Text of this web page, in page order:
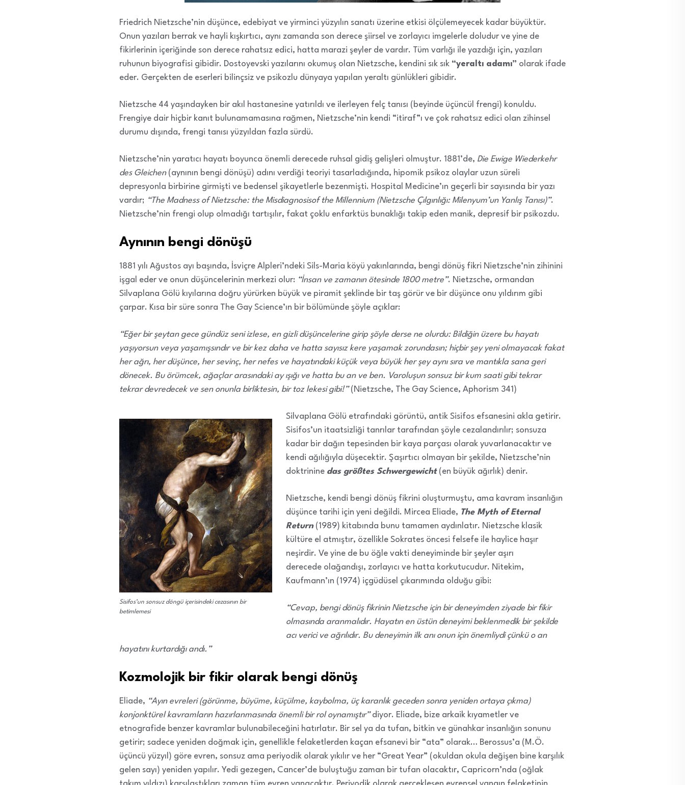
Friedrich Nietzsche’nin düşünce, edebiyat ve yirminci yüzyılın sanatı üzerine etkisi ölçülemeyecek kadar büyüktür.
Onun yazıları berrak ve hayli kışkırtıcı, aynı zamanda son derece şiirsel ve zorlayıcı imgelerle doludur ve yine de
fikirlerinin içeriğinde son derece rahatsız edici, hatta marazi şeyler de vardır. Tüm varlığı ile yazdığı için, yazıları
ruhunun biyografisi gibidir. Dostoyevski yazılarını okumuş olan Nietzsche, kendini sık sık “yeraltı adamı” olarak ifade
eder. Gerçekten de eserleri bilinçsiz ve psikozlu dünyaya yapılan yeraltı günlükleri gibidir.
Nietzsche 44 yaşındayken bir akıl hastanesine yatırıldı ve ilerleyen felç tanısı (beyinde üçüncül frengi) konuldu.
Frengiye dair hiçbir kanıt bulunamamasına rağmen, Nietzsche’nin kendi “itiraf”ı ve çok rahatsız edici olan zihinsel
durumu dışında, frengi tanısı yüzyıldan fazla sürdü.
Nietzsche’nin yaratıcı hayatı boyunca önemli derecede ruhsal gidiş gelişleri olmuştur. 1881’de, Die Ewige Wiederkehr
des Gleichen(aynının bengi dönüşü) adını verdiği teoriyi tasarladığında, hipomik psikoz olaylar uzun süreli
depresyonla birbirine girmişti ve bedensel şikayetlerle bezenmişti. Hospital Medicine’ın geçerli bir sayısında bir yazı
vardır; “The Madness of Nietzsche: the Misdiagnosisof the Millennium (Nietzsche Çılgınlığı: Milenyum’un Yanlış Tanısı)”.
Nietzsche’nin frengi olup olmadığı tartışılır, fakat çoklu enfarktüs bunaklığı takip eden manik, depresif bir psikozdu.
Aynının bengi dönüşü
1881 yılı Ağustos ayı başında, İsviçre Alpleri’ndeki Sils-Maria köyü yakınlarında, bengi dönüş fikri Nietzsche’nin zihinini
işgal eder ve onun düşüncelerinin merkezi olur: “İnsan ve zamanın ötesinde 1800 metre”. Nietzsche, ormandan
Silvaplana Gölü kıyılarına doğru yürürken büyük ve piramit şeklinde bir taş görür ve bir düşünce onu yıldırım gibi
çarpar. Kısa bir süre sonra The Gay Science’ın bir bölümünde şöyle açıklar:
“Eğer bir şeytan gece gündüz seni izlese, en gizli düşüncelerine girip şöyle derse ne olurdu: Bildiğin üzere bu hayatı
yaşıyorsun veya yaşamışsındır ve bir kez daha ve hatta sayısız kere yaşamak zorundasın; hiçbir şey yeni olmayacak fakat
her ağrı, her düşünce, her sevinç, her nefes ve hayatındaki küçük veya büyük her şey aynı sıra ve mantıkla sana geri
dönecek. Bu örümcek, ağaçlar arasındaki ay ışığı ve hatta bu an ve ben. Varoluşun sonsuz bir kum saati gibi tekrar
tekrar devredecek ve sen onunla birliktesin, bir toz lekesi gibi!”(Nietzsche, The Gay Science, Aphorism 341)
Sisifos’un sonsuz döngü içerisindeki cezasının bir
betimlemesi
Silvaplana Gölü etrafındaki görüntü, antik Sisifos efsanesini akla getirir.
Sisifos’un itaatsizliği tanrılar tarafından şöyle cezalandırılır; sonsuza
kadar bir dağın tepesinden bir kaya parçası olarak yuvarlanacaktır ve
kendi ağılığıyla düşecektir. Şaşırtıcı olmayan bir şekilde, Nietzsche’nin
doktrinine das größtes Schwergewicht(en büyük ağırlık) denir.
Nietzsche, kendi bengi dönüş fikrini oluşturmuştu, ama kavram insanlığın
düşünce tarihi için yeni değildi. Mircea Eliade, The Myth of Eternal
Return(1989) kitabında bunu tamamen aydınlatır. Nietzsche klasik
kültüre el atmıştır, özellikle Sokrates öncesi felsefe ile haylice haşır
neşirdir. Ve yine de bu öğle vakti deneyiminde bir şeyler aşırı
derecede olağandışı, zorlayıcı ve hatta korkutucudur. Nitekim,
Kaufmann’ın (1974) içgüdüsel çıkarımında olduğu gibi:
“Cevap, bengi dönüş fikrinin Nietzsche için bir deneyimden ziyade bir fikir
olmasında aranmalıdır. Hayatın en üstün deneyimi beklenmedik bir şekilde
acı verici ve ağrılıdır. Bu deneyimin ilk anı onun için önemliydi çünkü o an
hayatını kurtardığı andı.”
Kozmolojik bir fikir olarak bengi dönüş
Eliade, “Ayın evreleri (görünme, büyüme, küçülme, kaybolma, üç karanlık geceden sonra yeniden ortaya çıkma)
konjonktürel kavramların hazırlanmasında önemli bir rol oynamıştır”diyor. Eliade, bize arkaik kıyametler ve
etnografide benzer kavramlar bulunabileceğini hatırlatır. Bir sel ya da tufan, bitkin ve günahkar insanlığın sonunu
getirir; sadece yeniden doğmak için, genellikle felaketlerden kaçan efsanevi bir “ata” olarak… Berossus’a (M.Ö.
üçüncü yüzyıl) göre evren, sonsuz ama periyodik olarak yıkılır ve her “Great Year” (okuldan okula değişen bine karşılık
gelen sayı) yeniden yapılır. Yedi gezegen, Cancer’de buluştuğu zaman bir tufan olacaktır, Capricorn’nda (oğlak